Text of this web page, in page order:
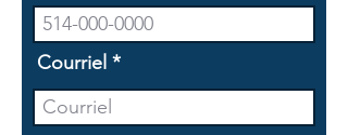
Courriel